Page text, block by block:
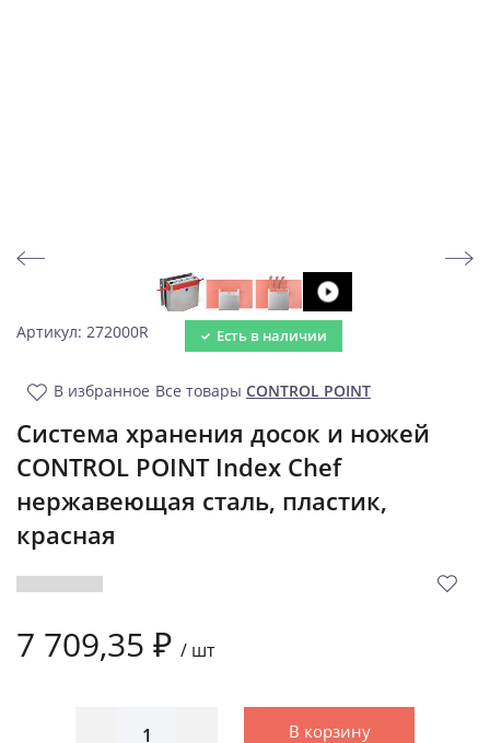
Артикул: 272000R Есть в наличии
В избранное Все товары CONTROL POINT
Система хранения досок и ножей
CONTROL POINT Index Chef
нержавеющая сталь, пластик,
красная
7 709,35 ₽ / шт
В корзину